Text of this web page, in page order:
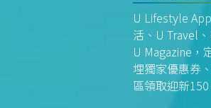
U Lifestyle
活、U Travel
U Magazine，
埋獨家優惠券
區領取迎新